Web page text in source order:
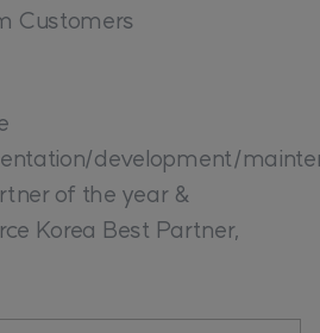
Customers
development/
of the year &
Korea Best Partner,